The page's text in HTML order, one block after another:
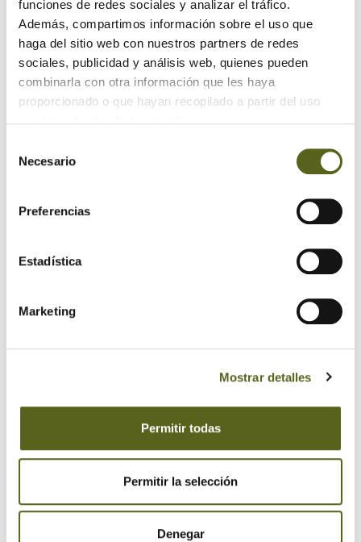
funciones de redes sociales y analizar el tráfico.
Además, compartimos información sobre el uso que
haga del sitio web con nuestros partners de redes
sociales, publicidad y análisis web, quienes pueden
combinarla con otra información que les haya
proporcionado o que hayan recopilado a partir del uso
Necesario
Preferencias
Estadística
Marketing
Mostrar detalles
Permitir todas
Permitir la selección
Denegar